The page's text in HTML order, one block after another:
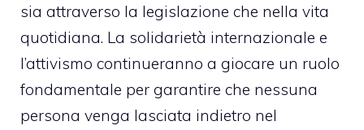
sia attraverso la legislazione che nella vita
quotidiana. La solidarietà internazionale e
l’attivismo continueranno a giocare un ruolo
fondamentale per garantire che nessuna
persona venga lasciata indietro nel